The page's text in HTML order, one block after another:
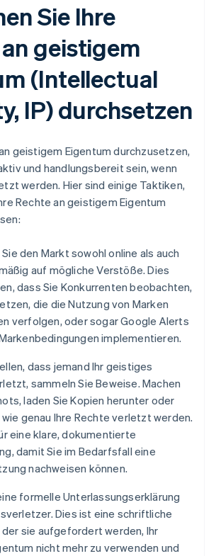
Sie Ihre
geistigem
(Intellectual
IP) durchsetzen
geistigem Eigentum durchzusetzen,
und handlungsbereit sein, wenn
werden. Hier sind einige Taktiken,
Rechte an geistigem Eigentum
den Markt sowohl online als auch
auf mögliche Verstöße. Dies
dass Sie Konkurrenten beobachten,
die die Nutzung von Marken
verfolgen, oder sogar Google Alerts
implementieren.
dass jemand Ihr geistiges
sammeln Sie Beweise. Machen
laden Sie Kopien herunter oder
genau Ihre Rechte verletzt werden.
eine klare, dokumentierte
damit Sie im Bedarfsfall eine
nachweisen können.
formelle Unterlassungserklärung
Dies ist eine schriftliche
sie aufgefordert werden, Ihr
nicht mehr zu verwenden und